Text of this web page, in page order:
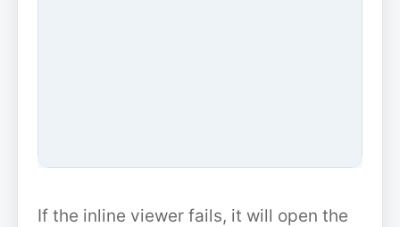
If the inline viewer fails, it will open the